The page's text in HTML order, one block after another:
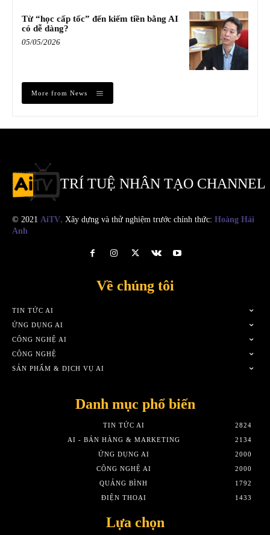
Từ “học cấp tốc” đến kiếm tiền bằng AI
có dễ dàng?
05/05/2026
More from News
TRÍ TUỆ NHÂN TẠO CHANNEL
© 2021 AiTV . Xây dựng và thử nghiệm trước chính thức: Hoàng Hải
Anh
Về chúng tôi
TIN TỨC AI
ỨNG DỤNG AI
CÔNG NGHỆ AI
CÔNG NGHỆ
SẢN PHẨM & DỊCH VỤ AI
Danh mục phổ biến
TIN TỨC AI
2824
AI - BÁN HÀNG & MARKETING
2134
ỨNG DỤNG AI
2000
CÔNG NGHỆ AI
2000
QUẢNG BÌNH
1792
ĐIỆN THOẠI
1433
Lựa chọn